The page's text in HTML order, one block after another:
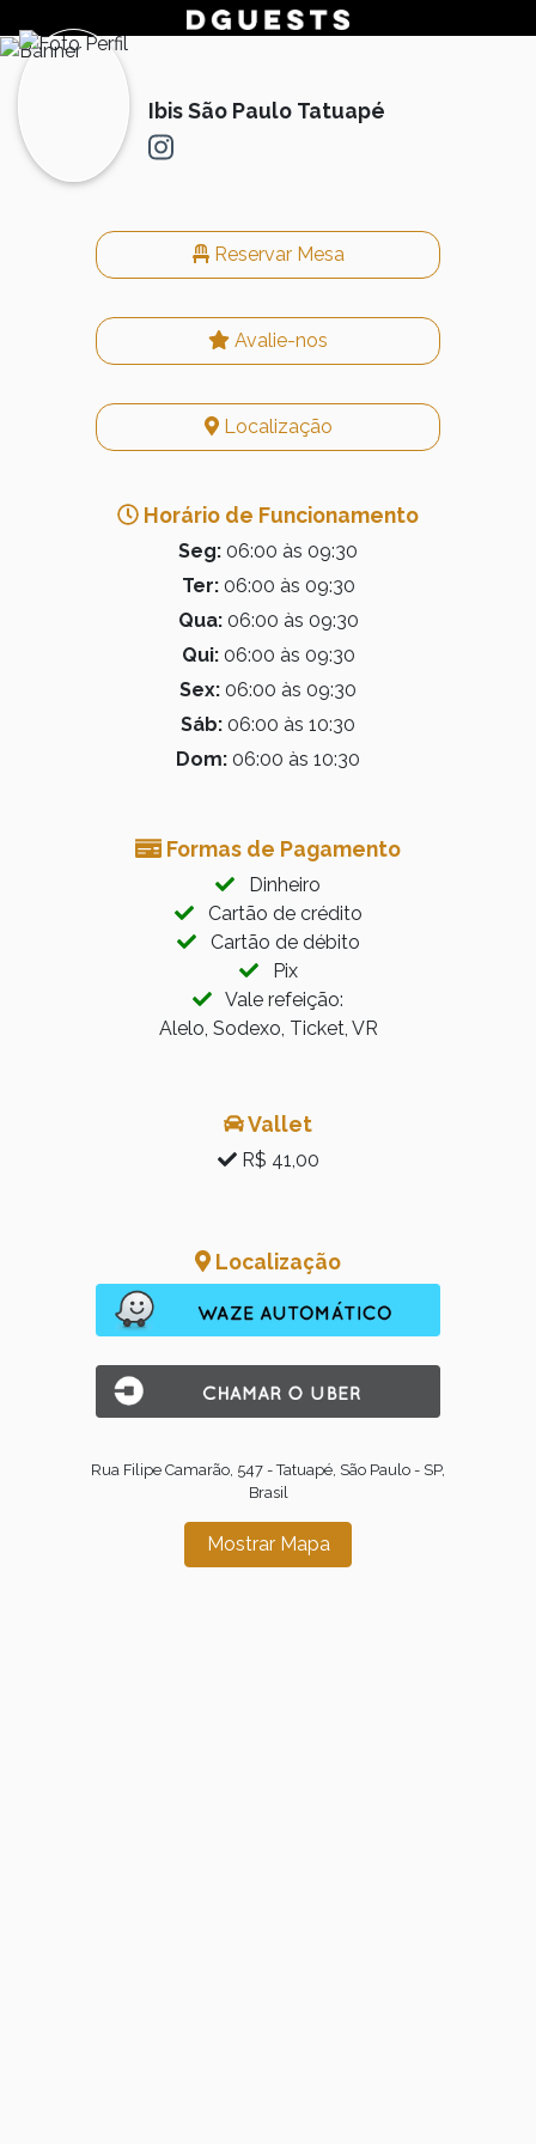
Ibis São Paulo Tatuapé
Reservar Mesa
Avalie-nos
Localização
Horário de Funcionamento
Seg: 06:00 às 09:30
Ter:06:00 às 09:30
Qua:06:00 às 09:30
Qui:06:00 às 09:30
Sex: 06:00 às 09:30
Sáb: 06:00 às 10:30
Dom: 06:00 às 10:30
Formas de Pagamento
Dinheiro
Cartão de crédito
Cartão de débito
Pix
Vale refeição:
Alelo, Sodexo, Ticket, VR
Vallet
R$ 41,00
Localização
Rua Filipe Camarão, 547 - Tatuapé, São Paulo - SP,
Brasil
Mostrar Mapa